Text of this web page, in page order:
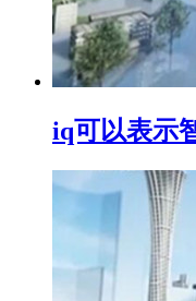
iq可以表示